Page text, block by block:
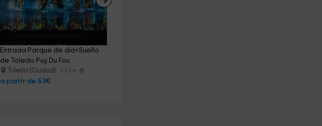
Entrada Parque de día+Sueño
de Toledo Puy Du Fou
Toledo (Ciudad) 4.3 km
a partir de 53€